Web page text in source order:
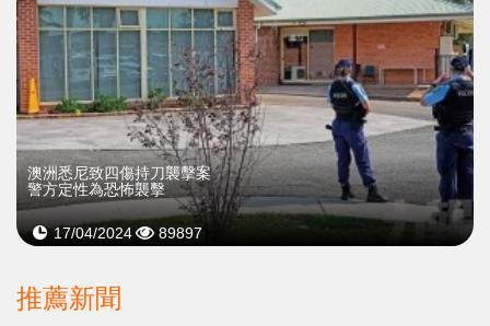
澳洲悉尼致四傷持刀襲擊案
警方定性為恐怖襲擊
17/04/2024 89897
推薦新聞